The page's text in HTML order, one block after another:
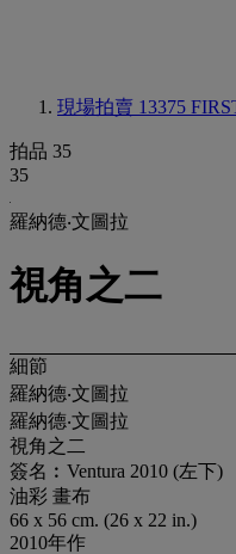
現場拍賣 13375
拍品 35
35
羅納德‧文圖拉
視角之二
細節
羅納德‧文圖拉
羅納德‧文圖拉
視角之二
簽名︰Ventura 2010 (左下)
油彩 畫布
66 x 56 cm. (26 x 22 in.)
2010年作